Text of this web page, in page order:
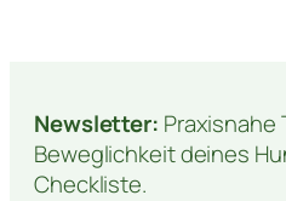
Newsletter: Praxisnahe
Beweglichkeit deines
Checkliste.